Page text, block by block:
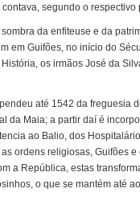
segundo o
da enfiteuse e da
em Guifões, no início do
os irmãos José da
até 1542 da freguesia
da Maia; a partir daí é
ao Balio, dos
ordens religiosas, Guifões
a República, estas
o que se mantém até